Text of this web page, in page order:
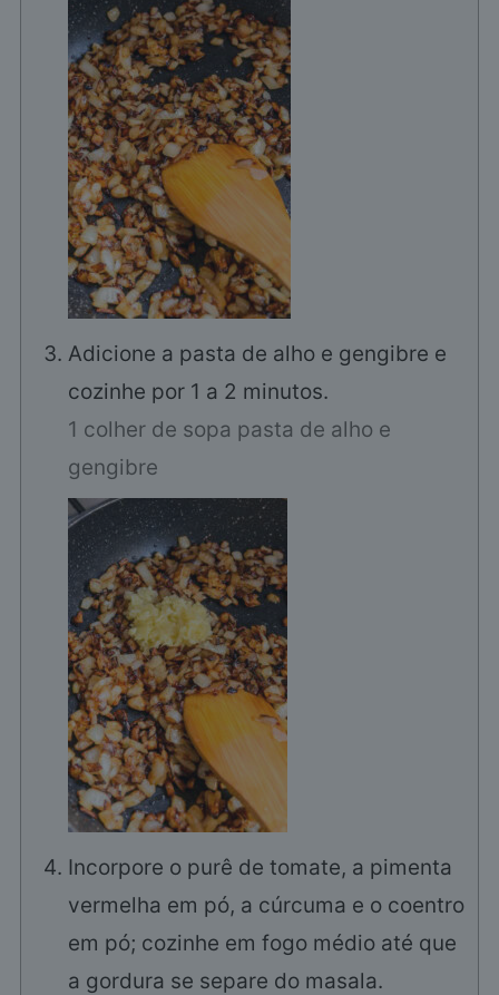
Adicione a pasta de alho e gengibre e
cozinhe por 1 a 2 minutos.
1 colher de sopa pasta de alho e
gengibre
Incorpore o purê de tomate, a pimenta
vermelha em pó, a cúrcuma e o coentro
em pó; cozinhe em fogo médio até que
a gordura se separe do masala.